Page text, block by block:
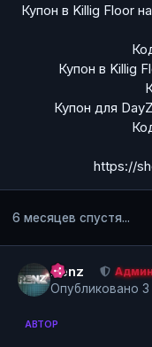
Купон в Killig Floor
Купон в Killig
Купон для
https://
6 месяцев спустя...
Renz
Опубликовано 3
АВТОР